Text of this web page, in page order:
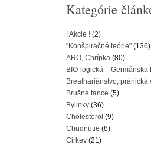
Kategórie
! Akcie ! (2)
"Konšpiračné teórie" (136)
ARO, Chrípka (80)
BIO-logická –
Breathariánstvo, pránická
Brušné tance (5)
Bylinky (36)
Cholesterol (9)
Chudnutie (8)
Cirkev (21)